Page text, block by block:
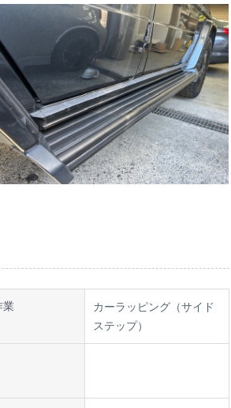
業
カーラッピング（サイド
ステップ）